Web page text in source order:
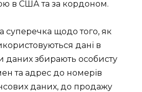
в США та за кордоном.
суперечка щодо того, як
дані в
даних збирають особисту
та адрес до номерів
даних, до продажу